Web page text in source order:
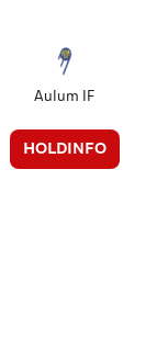
Aulum IF
HOLDINFO